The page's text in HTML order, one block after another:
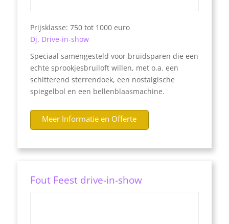
Prijsklasse: 750 tot 1000 euro
Dj, Drive-in-show
Speciaal samengesteld voor bruidsparen die een
echte sprookjesbruiloft willen, met o.a. een
schitterend sterrendoek, een nostalgische
spiegelbol en een bellenblaasmachine.
Meer Informatie en Offerte
Fout Feest drive-in-show